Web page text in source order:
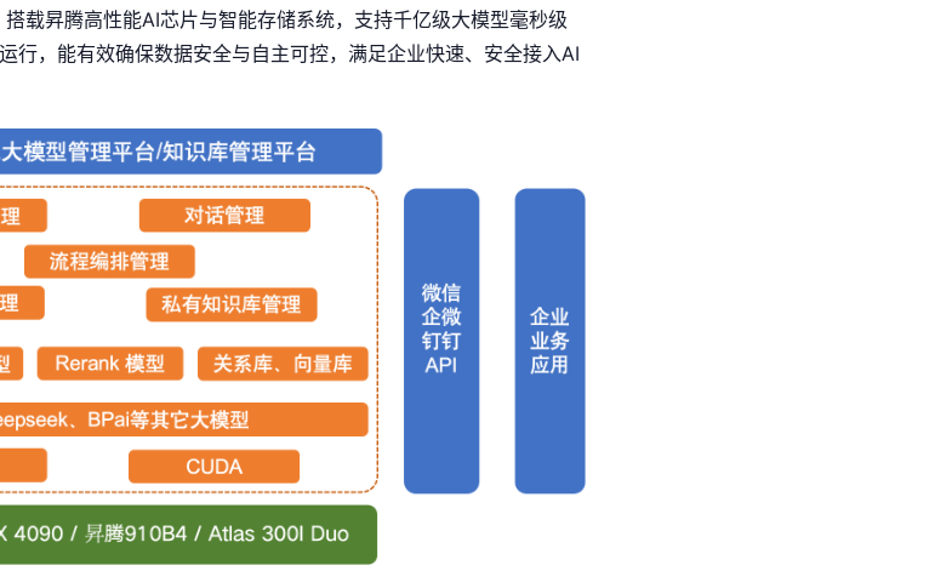
载昇腾高性能AI芯片与智能存储系统，支持千亿级大模型毫秒级
行，能有效确保数据安全与自主可控，满足企业快速、安全接入AI